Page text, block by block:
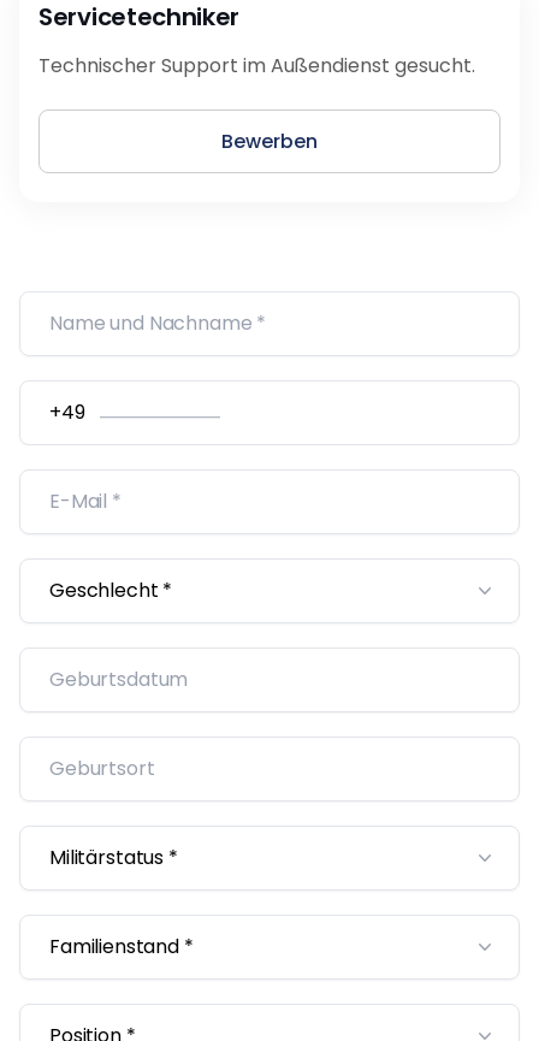
Servicetechniker
Technischer Support im Außendienst gesucht.
Bewerben